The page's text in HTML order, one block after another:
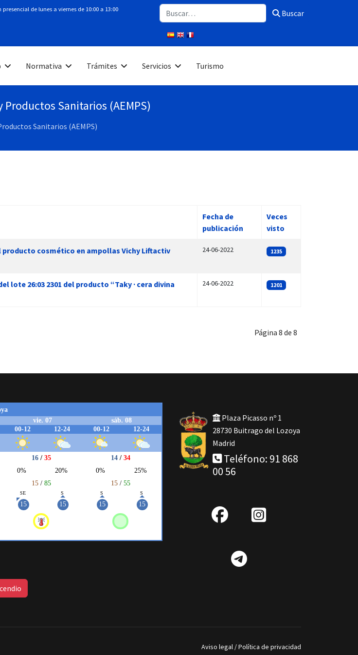
presencial de lunes a viernes de 10:00 a 13:00 Buscar Buscar
Normativa Trámites Servicios Turismo
Sanitarios (AEMPS)
Sanitarios (AEMPS)
Fecha de
publicación
Veces
visto
cosmético en ampollas Vichy Liftactiv
24-06-2022 1235
lote 26:03 2301 del producto “Taky · cera divina
24-06-2022 1201
Página 8 de 8
Plaza Picasso nº 1
28730 Buitrago del Lozoya
Madrid
Teléfono: 91 868
00 56
fab
facebook
IG
Telegram
Aviso legal /Política de privacidad